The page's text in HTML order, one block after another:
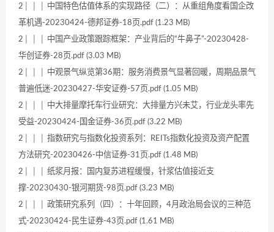
2│ │ │ 中国特色估值体系的实现路径（二）：从重组角度看国企改
革机遇-20230424-德邦证券-18页.pdf (1.23 MB)
2│ │ │ 中国产业政策跟踪框架：产业背后的“牛鼻子”-20230428-
华创证券-28页.pdf (3.03 MB)
2│ │ │ 中观景气纵览第36期：服务消费景气显著回暖，周期品景气
普遍低迷-20230427-华安证券-57页.pdf (1.05 MB)
2│ │ │ 中大排量摩托车行业研究：大排量方兴未艾，行业龙头率先
受益-20230424-国金证券-36页.pdf (3.22 MB)
2│ │ │ 指数研究与指数化投资系列：REITs指数化投资及资产配置
方法研究-20230426-中信证券-31页.pdf (1.48 MB)
2│ │ │ 纸浆月报：国内复苏进程缓慢，针浆估值接近支
撑-20230430-银河期货-98页.pdf (3.23 MB)
2│ │ │ 政策研究系列（四）：十年回顾，4月政治局会议的三种范
式-20230424-民生证券-43页.pdf (1.61 MB)